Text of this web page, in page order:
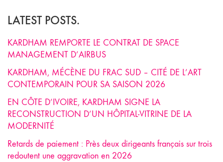
LATEST POSTS.
KARDHAM REMPORTE LE CONTRAT DE SPACE
MANAGEMENT D’AIRBUS
KARDHAM, MÉCÈNE DU FRAC SUD – CITÉ DE L’ART
CONTEMPORAIN POUR SA SAISON 2026
EN CÔTE D’IVOIRE, KARDHAM SIGNE LA
RECONSTRUCTION D’UN HÔPITAL-VITRINE DE LA
MODERNITÉ
Retards de paiement : Près deux dirigeants français sur trois
redoutent une aggravation en 2026